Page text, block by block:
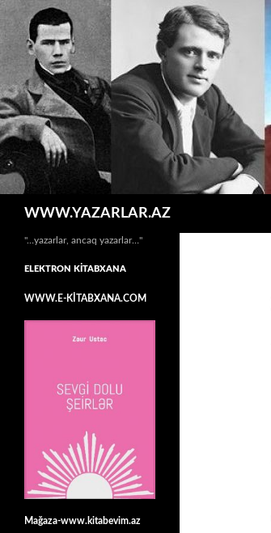
WWW.YAZARLAR.AZ
"…yazarlar, ancaq yazarlar…"
ELEKTRON KİTABXANA
WWW.E-KİTABXANA.COM
Mağaza-www.kitabevim.az